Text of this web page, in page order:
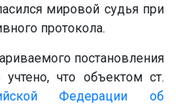
мировой судья при
протокола.
постановления
что объектом ст.
Федерации об